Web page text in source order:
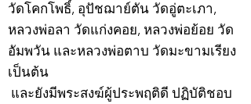
วัดโคกโพธิ์, อุปัชฌาย์ตัน วัดอู่ตะเภา,
หลวงพ่อลา วัดแก่งคอย, หลวงพ่อย้อย วัด
อัมพวัน และหลวงพ่อตาบ วัดมะขามเรียง
เป็นต้น
และยังมีพระสงฆ์ผู้ประพฤติดี ปฏิบัติชอบ